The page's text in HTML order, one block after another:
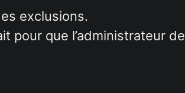
exclusions.
pour que l’administrateur de